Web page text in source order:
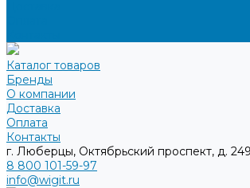
Каталог товаров
Бренды
О компании
Доставка
Оплата
Контакты
г. Люберцы, Октябрьский проспект, д. 249
8 800 101-59-97
info@wigit.ru